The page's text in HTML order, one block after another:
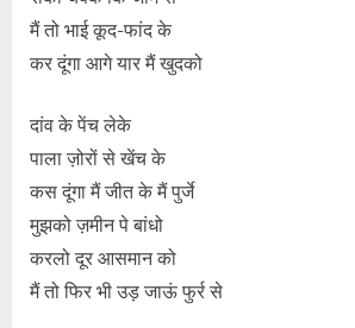
मैं तो भाई कूद-फांद के
कर दूंगा आगे यार मैं खुदको
दांव के पेंच लेके
पाला ज़ोरों से खेंच के
कस दूंगा मैं जीत के मैं पुर्जे
मुझको ज़मीन पे बांधो
करलो दूर आसमान को
मैं तो फिर भी उड़ जाऊं फुर्र से